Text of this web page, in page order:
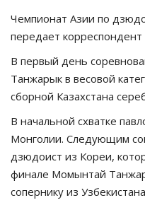
Курултай
Язык
Қазақша Русский
Чемпионат Азии по
передает корреспондент
В первый день
Танжарык в весовой
сборной Казахстана
В начальной схватке
Монголии. Следующим
дзюдоист из Кореи,
финале Момынтай
сопернику из